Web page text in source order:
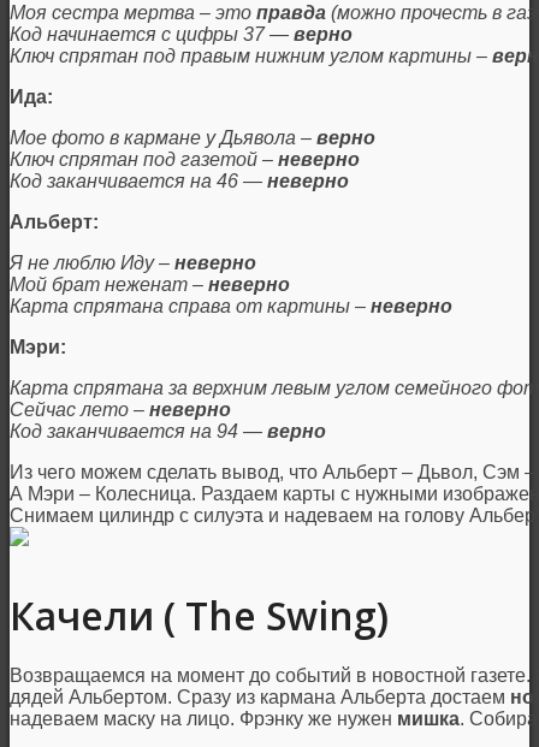
Моя сестра мертва – это правда (можно прочесть в
Код начинается с цифры 37 — верно
Ключ спрятан под правым нижним углом картины –
Ида:
Мое фото в кармане у Дьявола – верно
Ключ спрятан под газетой – неверно
Код заканчивается на 46 — неверно
Альберт:
Я не люблю Иду – неверно
Мой брат неженат – неверно
Карта спрятана справа от картины – неверно
Мэри:
Карта спрятана за верхним левым углом семейного
Сейчас лето – неверно
Код заканчивается на 94 — верно
Из чего можем сделать вывод, что Альберт – Дьвол,
А Мэри – Колесница. Раздаем карты с нужными
Снимаем цилиндр с силуэта и надеваем на голову
Качели ( The Swing)
Возвращаемся на момент до событий в новостной
дядей Альбертом. Сразу из кармана Альберта достаем
надеваем маску на лицо. Фрэнку же нужен мишка.